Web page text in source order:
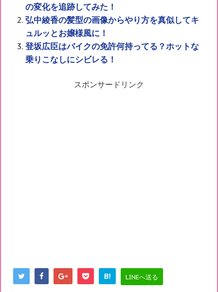
の変化を追跡してみた！
弘中綾香の髪型の画像からやり方を真似してキ
ュルッとお嬢様風に！
登坂広臣はバイクの免許何持ってる？ホットな
乗りこなしにシビレる！
スポンサードリンク
B! LINEへ送る